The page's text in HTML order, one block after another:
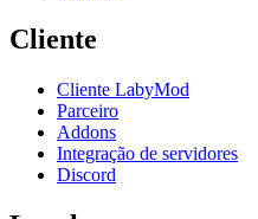
Cliente
Cliente LabyMod
Parceiro
Addons
Integração de servidores
Discord